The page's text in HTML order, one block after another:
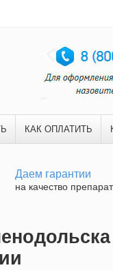
КАК ОПЛАТИТЬ
Даем гарантии
на качество